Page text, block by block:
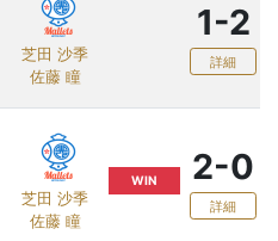
芝田 沙季
佐藤 瞳
1-2
詳細
芝田 沙季
佐藤 瞳
WIN 2-0
詳細